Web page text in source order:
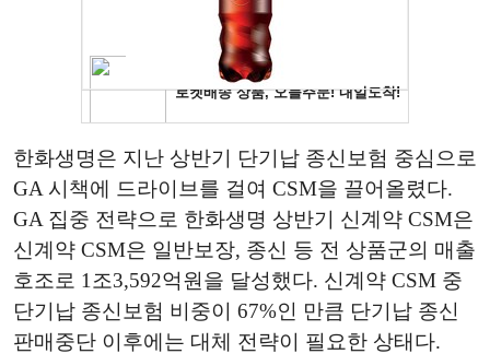
한화생명은 지난 상반기 단기납 종신보험 중심으로
GA 시책에 드라이브를 걸여 CSM을 끌어올렸다.
GA 집중 전략으로 한화생명 상반기 신계약 CSM은
신계약 CSM은 일반보장, 종신 등 전 상품군의 매출
호조로 1조3,592억원을 달성했다. 신계약 CSM 중
단기납 종신보험 비중이 67%인 만큼 단기납 종신
판매중단 이후에는 대체 전략이 필요한 상태다.